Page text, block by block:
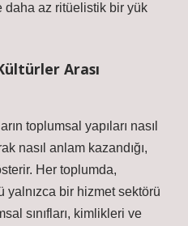
daha az ritüelistik bir yük
Arası
toplumsal yapıları nasıl
nasıl anlam kazandığı,
Her toplumda,
bir hizmet sektörü
sınıfları, kimlikleri ve